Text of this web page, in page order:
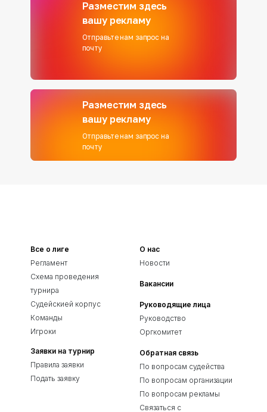
Разместим здесь
вашу рекламу
Отправьте нам запрос на
почту
Разместим здесь
вашу рекламу
Отправьте нам запрос на
почту
Все о лиге
Регламент
Схема проведения
турнира
Судейскией корпус
Команды
Игроки
Заявки на турнир
Правила заявки
Подать заявку
О нас
Новости
Вакансии
Руководящие лица
Руководство
Оргкомитет
Обратная связь
По вопросам судейства
По вопросам организации
По вопросам рекламы
Связаться с